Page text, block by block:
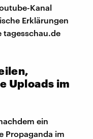
Kanal
Erklärungen
tagesschau.de
Uploads im
ein
Propaganda im